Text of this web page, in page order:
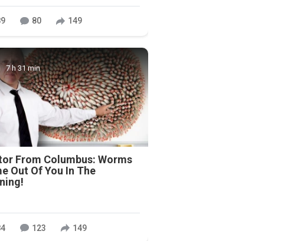
80 149
7 h 31 min
From Columbus: Worms
Out Of You In The
123 149